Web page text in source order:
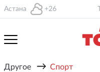
Астана +26
Другое → Спорт